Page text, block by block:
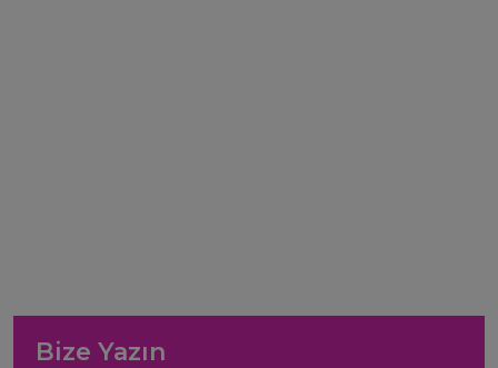
Bize Yazın